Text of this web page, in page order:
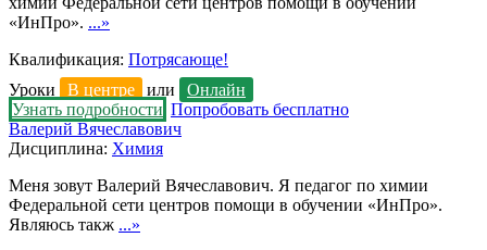
«ИнПро». ...»
Квалификация: Потрясающе!
Уроки
В центре или
Онлайн
Узнать подробности Попробовать бесплатно
Валерий Вячеславович
Дисциплина: Химия
Меня зовут Валерий Вячеславович. Я педагог по химии
Федеральной сети центров помощи в обучении «ИнПро».
Являюсь такж ...»